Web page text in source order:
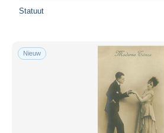
Statuut
Nieuw